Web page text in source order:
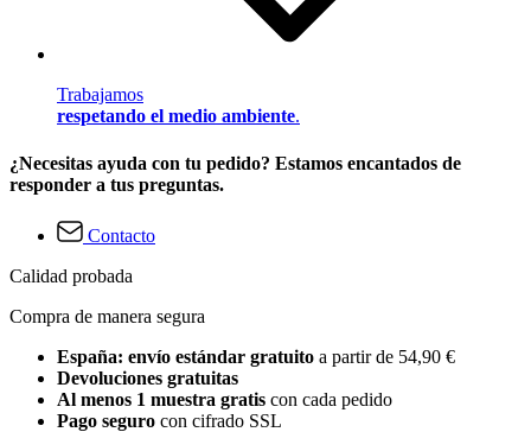
Trabajamos
respetando el medio ambiente.
¿Necesitas ayuda con tu pedido? Estamos encantados de
responder a tus preguntas.
Contacto
Calidad probada
Compra de manera segura
España: envío estándar gratuito a partir de 54,90 €
Devoluciones gratuitas
Al menos 1 muestra gratis con cada pedido
Pago seguro con cifrado SSL